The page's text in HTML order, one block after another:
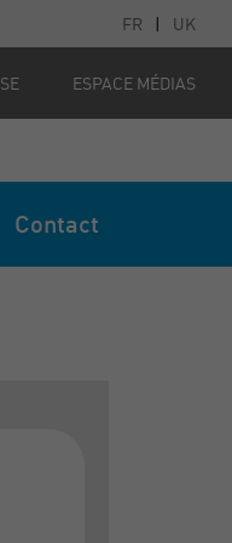
FR | UK
ESPACE MÉDIAS
Contact